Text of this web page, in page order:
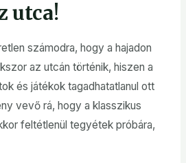
utca!
számodra, hogy a hajadon
az utcán történik, hiszen a
és játékok tagadhatatlanul ott
vevő rá, hogy a klasszikus
feltétlenül tegyétek próbára,